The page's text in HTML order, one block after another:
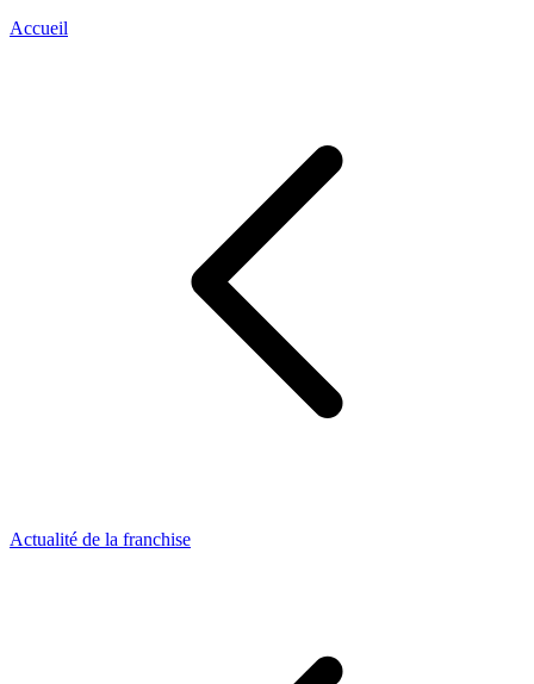
Accueil
Actualité de la franchise